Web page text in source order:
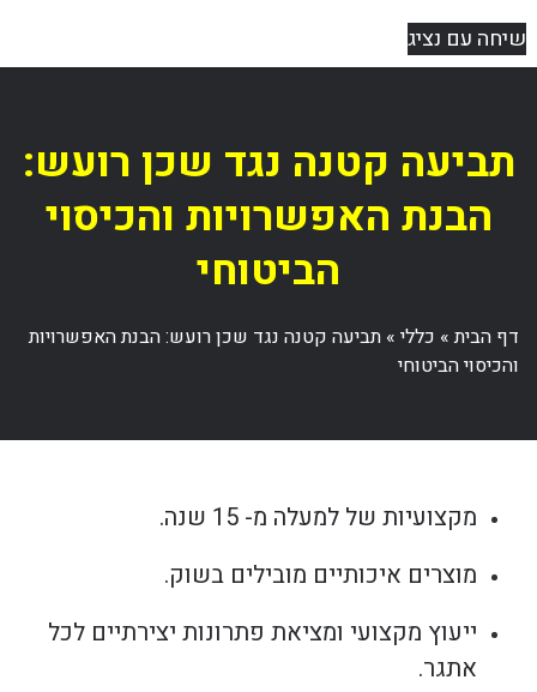
שיחה עם נציג
תביעה קטנה נגד שכן רועש:
הבנת האפשרויות והכיסוי
הביטוחי
דף הבית» כללי» תביעה קטנה נגד שכן רועש: הבנת האפשרויות
והכיסוי הביטוחי
מקצועיות של למעלה מ- 15 שנה.
מוצרים איכותיים מובילים בשוק.
ייעוץ מקצועי ומציאת פתרונות יצירתיים לכל
אתגר.